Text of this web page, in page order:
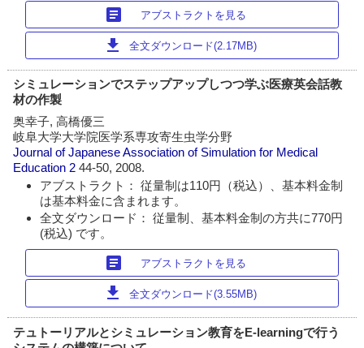
article アブストラクトを見る
download 全文ダウンロード(2.17MB)
シミュレーションでステップアップしつつ学ぶ医療英会話教
材の作製
奥幸子, 高橋優三
岐阜大学大学院医学系専攻寄生虫学分野
Journal of Japanese Association of Simulation for Medical
Education 244-50, 2008.
アブストラクト： 従量制は110円（税込）、基本料金制
は基本料金に含まれます。
全文ダウンロード： 従量制、基本料金制の方共に770円
(税込) です。
article アブストラクトを見る
download 全文ダウンロード(3.55MB)
テュトーリアルとシミュレーション教育をE-learningで行う